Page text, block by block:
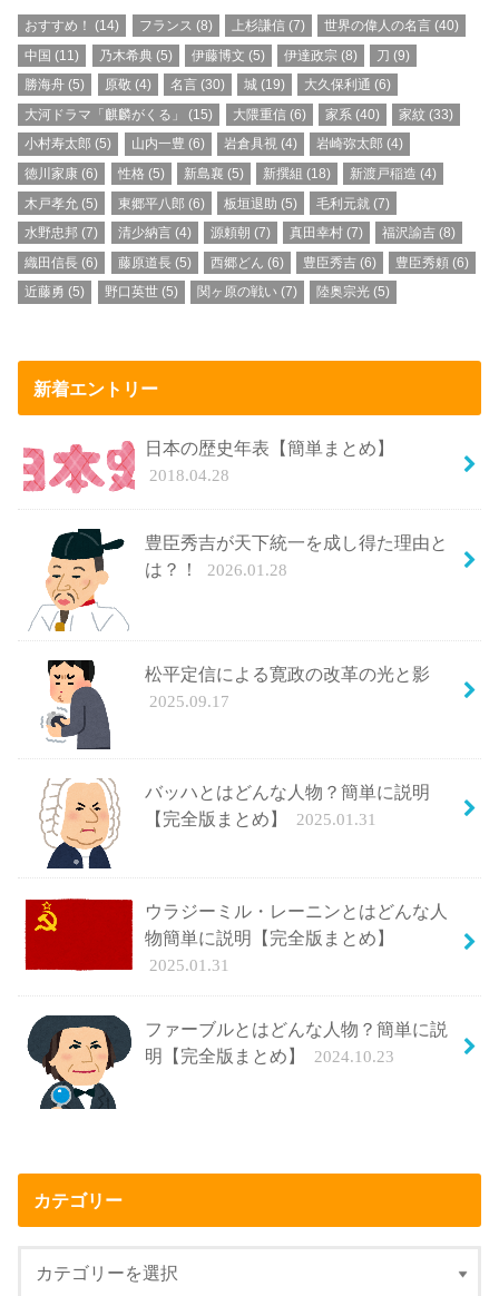
おすすめ！ (14) フランス (8) 上杉謙信(7) 世界の偉人の名言 (40)
中国 (11) 乃木希典(5) 伊藤博文 (5) 伊達政宗 (8) 刀 (9)
勝海舟 (5) 原敬 (4) 名言(30) 城 (19) 大久保利通 (6)
大河ドラマ「麒麟がくる」
(15) 大隈重信(6) 家系(40) 家紋 (33)
小村寿太郎 (5) 山内一豊 (6) 岩倉具視(4) 岩崎弥太郎 (4)
徳川家康 (6) 性格 (5) 新島襄 (5) 新撰組 (18) 新渡戸稲造 (4)
木戸孝允 (5) 東郷平八郎 (6) 板垣退助 (5) 毛利元就 (7)
水野忠邦 (7) 清少納言(4) 源頼朝 (7) 真田幸村 (7) 福沢諭吉 (8)
織田信長 (6) 藤原道長(5) 西郷どん (6) 豊臣秀吉 (6) 豊臣秀頼 (6)
近藤勇 (5) 野口英世(5) 関ヶ原の戦い(7) 陸奥宗光 (5)
新着エントリー
日本の歴史年表【簡単まとめ】
2018.04.28
豊臣秀吉が天下統一を成し得た理由と
は？！
2026.01.28
松平定信による寛政の改革の光と影
2025.09.17
バッハとはどんな人物？簡単に説明
【完全版まとめ】
2025.01.31
ウラジーミル・レーニンとはどんな人
物簡単に説明【完全版まとめ】
2025.01.31
ファーブルとはどんな人物？簡単に説
明【完全版まとめ】
2024.10.23
カテゴリー